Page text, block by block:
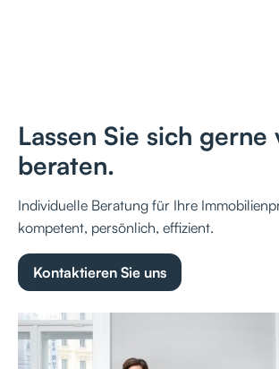
Lassen Sie sich gerne
beraten.
Individuelle Beratung für Ihre
kompetent, persönlich, effizient.
Kontaktieren Sie uns